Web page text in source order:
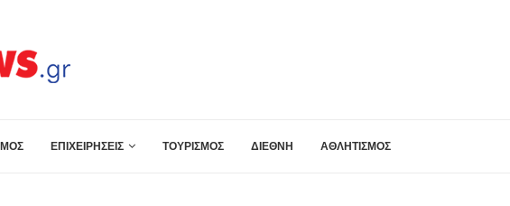
ΕΠΙΧΕΙΡΗΣΕΙΣ ΤΟΥΡΙΣΜΟΣ ΔΙΕΘΝΗ ΑΘΛΗΤΙΣΜΟΣ